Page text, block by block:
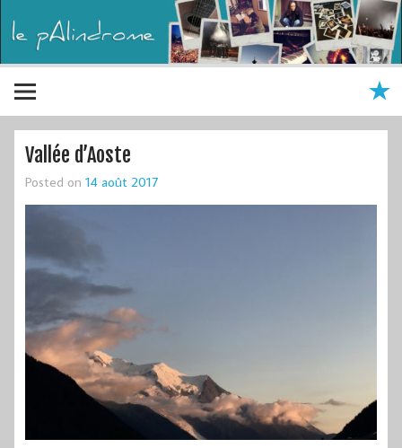
Vallée d’Aoste
Posted on 14 août 2017